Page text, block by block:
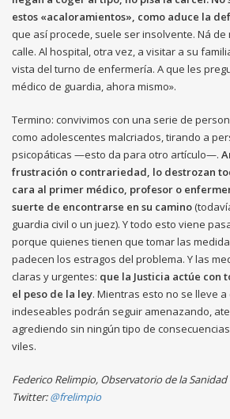
estos «acaloramientos», como aduce la
que así procede, suele ser insolvente. Ná de
calle. Al hospital, otra vez, a visitar a su
vista del turno de enfermería. A que les
médico de guardia, ahora mismo».
Termino: convivimos con una serie de
como adolescentes malcriados, tirando a
psicopáticas —esto da para otro artículo—.
frustración o contrariedad, lo destrozan
cara al primer médico, profesor o
suerte de encontrarse en su camino
guardia civil o un juez). Y todo esto viene
porque quienes tienen que tomar las
padecen los estragos del problema. Y las
claras y urgentes: que la Justicia actúe con
el peso de la ley. Mientras esto no se lleve a
indeseables podrán seguir amenazando,
agrediendo sin ningún tipo de
viles.
Federico Relimpio, Observatorio de la Sanidad
Twitter:@frelimpio